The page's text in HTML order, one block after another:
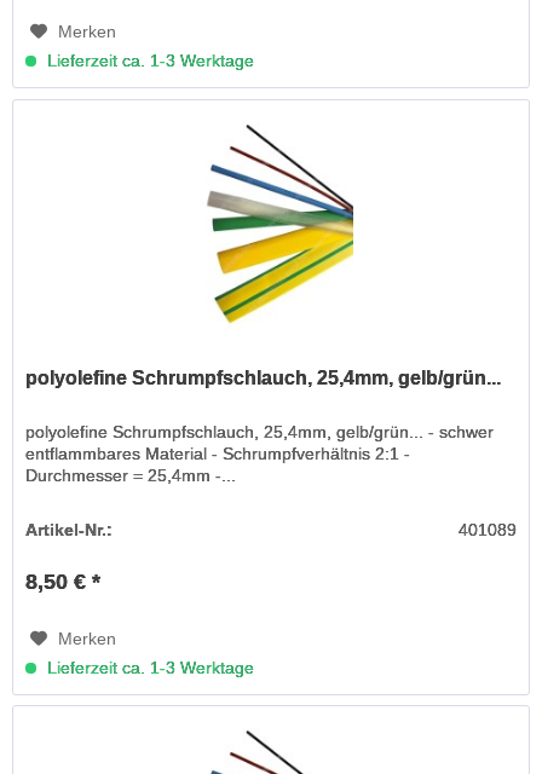
Merken
Lieferzeit ca. 1-3 Werktage
polyolefine Schrumpfschlauch, 25,4mm, gelb/grün...
polyolefine Schrumpfschlauch, 25,4mm, gelb/grün... - schwer
entflammbares Material - Schrumpfverhältnis 2:1 -
Durchmesser = 25,4mm -...
Artikel-Nr.: 401089
8,50 € *
Merken
Lieferzeit ca. 1-3 Werktage